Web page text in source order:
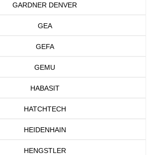
GARDNER DENVER
GEA
GEFA
GEMU
HABASIT
HATCHTECH
HEIDENHAIN
HENGSTLER